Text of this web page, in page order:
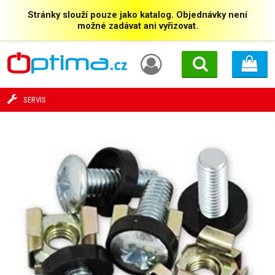
Stránky slouží pouze jako katalog. Objednávky není
možné zadávat ani vyřizovat.
SERVIS